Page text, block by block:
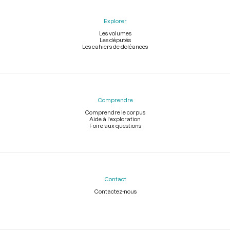
Explorer
Les volumes
Les députés
Les cahiers de doléances
Comprendre
Comprendre le corpus
Aide à l'exploration
Foire aux questions
Contact
Contactez-nous